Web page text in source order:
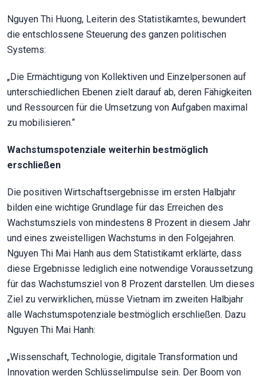
Nguyen Thi Huong, Leiterin des Statistikamtes, bewundert
die entschlossene Steuerung des ganzen politischen
Systems:
„Die Ermächtigung von Kollektiven und Einzelpersonen auf
unterschiedlichen Ebenen zielt darauf ab, deren Fähigkeiten
und Ressourcen für die Umsetzung von Aufgaben maximal
zu mobilisieren.“
Wachstumspotenziale weiterhin bestmöglich
erschließen
Die positiven Wirtschaftsergebnisse im ersten Halbjahr
bilden eine wichtige Grundlage für das Erreichen des
Wachstumsziels von mindestens 8 Prozent in diesem Jahr
und eines zweistelligen Wachstums in den Folgejahren.
Nguyen Thi Mai Hanh aus dem Statistikamt erklärte, dass
diese Ergebnisse lediglich eine notwendige Voraussetzung
für das Wachstumsziel von 8 Prozent darstellen. Um dieses
Ziel zu verwirklichen, müsse Vietnam im zweiten Halbjahr
alle Wachstumspotenziale bestmöglich erschließen. Dazu
Nguyen Thi Mai Hanh:
„Wissenschaft, Technologie, digitale Transformation und
Innovation werden Schlüsselimpulse sein. Der Boom von